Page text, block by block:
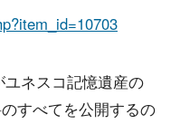
ネスコ記憶遺産の
すべてを公開するの